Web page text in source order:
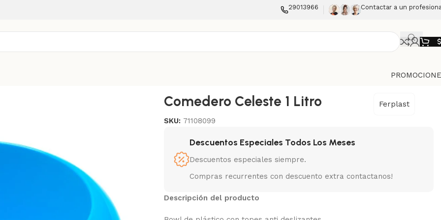
29013966 Contactar a un
$
Comedero Celeste 1 Litro
Ferplast
SKU: 71108099
Descuentos Especiales Todos Los Meses
Descuentos especiales siempre.
Compras recurrentes con descuento extra contactanos!
Descripción del producto